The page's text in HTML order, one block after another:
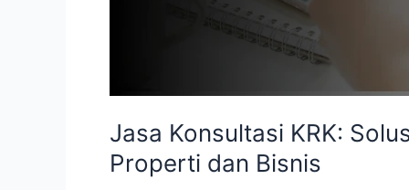
Jasa Konsultasi KRK:
Properti dan Bisnis